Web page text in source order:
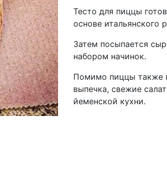
Тесто для пиццы
основе итальянского
Затем посыпается
набором начинок.
Помимо пиццы также
выпечка, свежие
йеменской кухни.